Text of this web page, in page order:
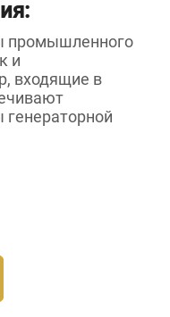
промышленного
и
входящие в
генераторной